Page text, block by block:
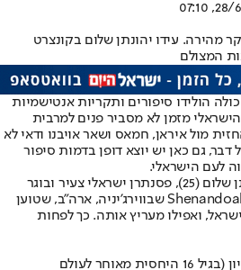
28/6/
מהירה. עידו יהונתן שלום בקונצרט
המצולם
כולה הולידו סיפורים ותקריות אנטישמיות
מזמן לא מסביר פנים למרבית
מול איראן, חמאס ושאר אויבנו ודאי לא
גם כאן יש יוצא דופן בדמות סיפור
לעם הישראלי.
כזה הוא סיפורו של עידו יהונתן שלום (25), פסנתרן ישראלי צעיר ובוגר
תואר שני טרי מאוניברסיטת Shenandoah שבווירג'יניה, ארה"ב, שטוען
ואפילו מעריץ אותה. כך לפחות
את תחילת הדרך בקונסרבטוריון (בגיל 16 היחסית מאוחר לעולם